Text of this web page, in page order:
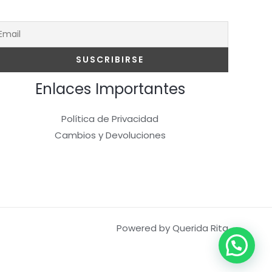
Enlaces Importantes
Política de Privacidad
Cambios y Devoluciones
Powered by Querida Rita